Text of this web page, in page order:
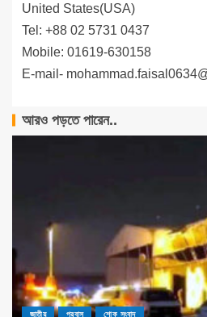
United States(USA)
Tel: +88 02 5731 0437
Mobile: 01619-630158
E-mail-
আরও পড়তে পারেন..
জাতীয় প্রবাস শোক সংবাদ